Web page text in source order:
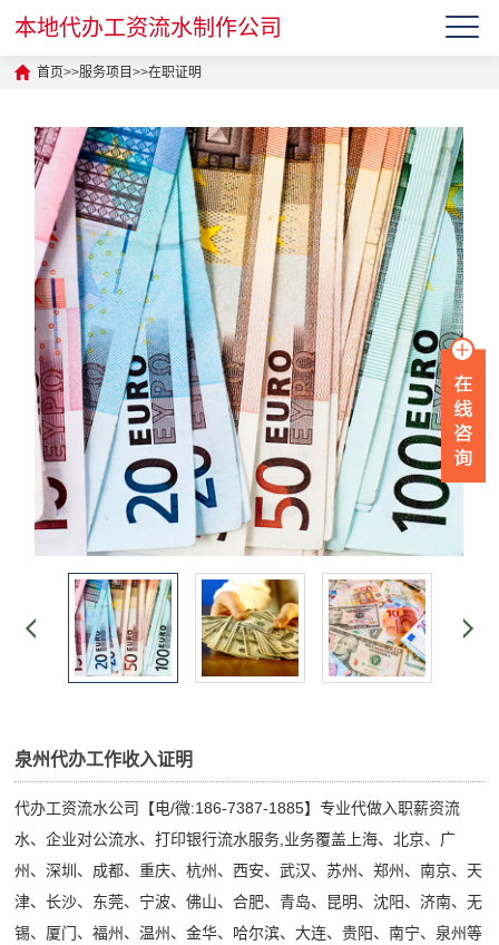
本地代办工资流水制作公司
首页>>服务项目>>在职证明
泉州代办工作收入证明
代办工资流水公司【电/微:186-7387-1885】专业代做入职薪资流
水、企业对公流水、打印银行流水服务,业务覆盖上海、北京、广
州、深圳、成都、重庆、杭州、西安、武汉、苏州、郑州、南京、天
津、长沙、东莞、宁波、佛山、合肥、青岛、昆明、沈阳、济南、无
锡、厦门、福州、温州、金华、哈尔滨、大连、贵阳、南宁、泉州等